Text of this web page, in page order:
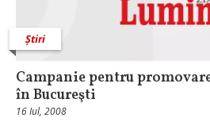
Știri
Campanie pentru
în Bucureşti
16 Iul, 2008